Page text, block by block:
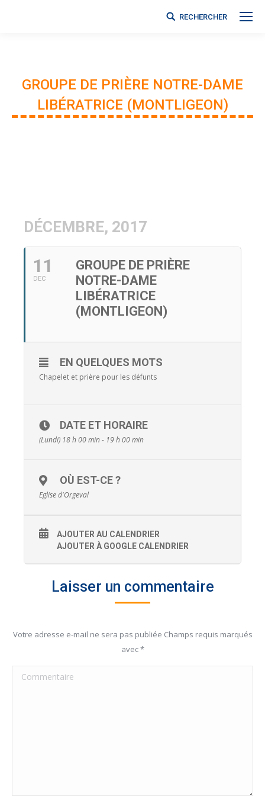
Search:RECHERCHER
GROUPE DE PRIÈRE NOTRE-DAME
LIBÉRATRICE (MONTLIGEON)
DÉCEMBRE, 2017
11
DEC
GROUPE DE PRIÈRE
NOTRE-DAME
LIBÉRATRICE
(MONTLIGEON)
EN QUELQUES MOTS
Chapelet et prière pour les défunts
DATE ET HORAIRE
(Lundi) 18 h 00 min - 19 h 00 min
OÙ EST-CE ?
Eglise d'Orgeval
AJOUTER AU CALENDRIER
AJOUTER À GOOGLE CALENDRIER
Laisser un commentaire
Votre adresse e-mail ne sera pas publiée Champs requis marqués
avec*
Commentaire